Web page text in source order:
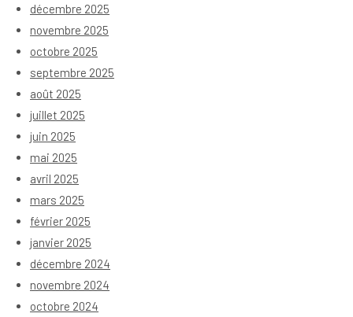
décembre 2025
novembre 2025
octobre 2025
septembre 2025
août 2025
juillet 2025
juin 2025
mai 2025
avril 2025
mars 2025
février 2025
janvier 2025
décembre 2024
novembre 2024
octobre 2024